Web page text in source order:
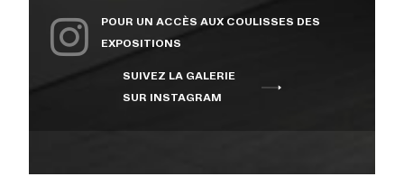
POUR UN ACCÈS AUX COULISSES DES
EXPOSITIONS
SUIVEZ LA GALERIE
SUR INSTAGRAM